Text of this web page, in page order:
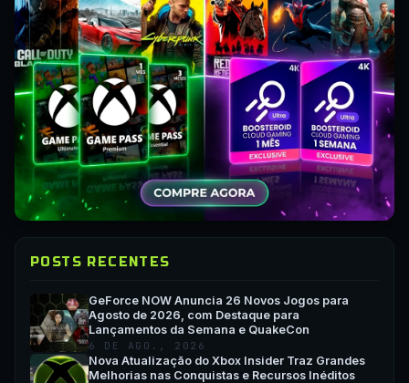
POSTS RECENTES
GeForce NOW Anuncia 26 Novos Jogos para
Agosto de 2026, com Destaque para
Lançamentos da Semana e QuakeCon
6 DE AGO., 2026
Nova Atualização do Xbox Insider Traz Grandes
Melhorias nas Conquistas e Recursos Inéditos